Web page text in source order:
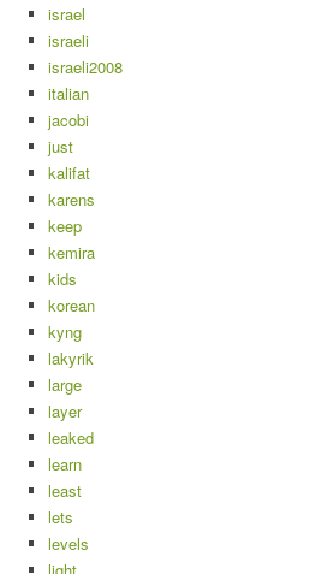
israel
israeli
israeli2008
italian
jacobi
just
kalifat
karens
keep
kemira
kids
korean
kyng
lakyrik
large
layer
leaked
learn
least
lets
levels